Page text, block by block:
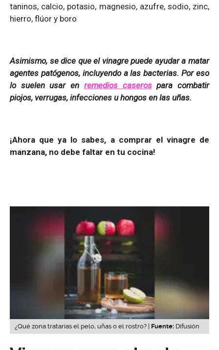
taninos, calcio, potasio, magnesio, azufre, sodio, zinc,
hierro, flúor y boro
Asimismo, se dice que el vinagre puede ayudar a matar
agentes patógenos, incluyendo a las bacterias. Por eso
lo suelen usar en remedios caserospara combatir
piojos, verrugas, infecciones u hongos en las uñas.
¡Ahora que ya lo sabes, a comprar el vinagre de
manzana, no debe faltar en tu cocina!
¿Qué zona tratarías el pelo, uñas o el rostro? | Fuente: Difusión